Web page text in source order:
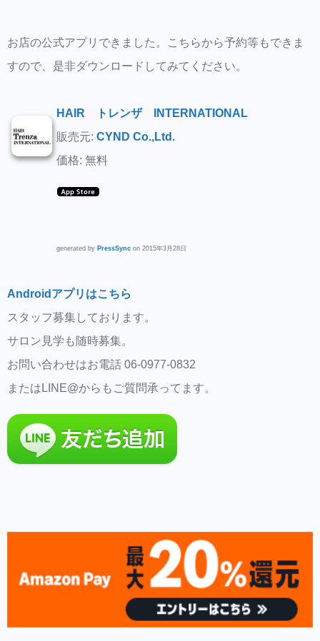
お店の公式アプリできました。こちらから予約等もできま
すので、是非ダウンロードしてみてください。
HAIR トレンザ INTERNATIONAL
販売元: CYND Co.,Ltd.
価格: 無料
generated by PressSync on 2015年3月28日
Androidアプリはこちら
スタッフ募集しております。
サロン見学も随時募集。
お問い合わせはお電話 06-0977-0832
またはLINE@からもご質問承ってます。